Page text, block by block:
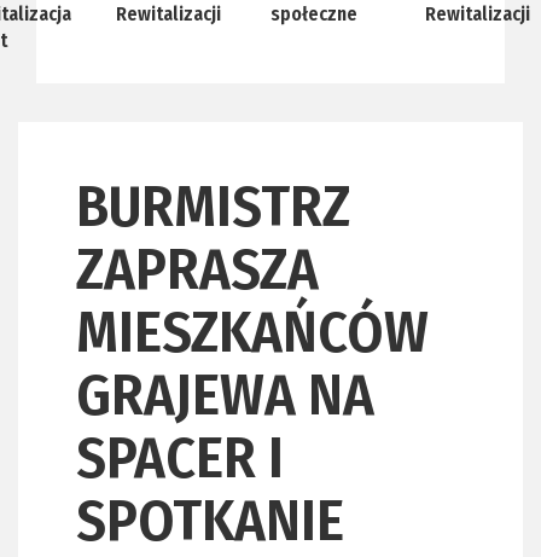
Rewitalizacji
społeczne
Rewitalizacji
BURMISTRZ
ZAPRASZA
MIESZKAŃCÓW
GRAJEWA NA
SPACER I
SPOTKANIE